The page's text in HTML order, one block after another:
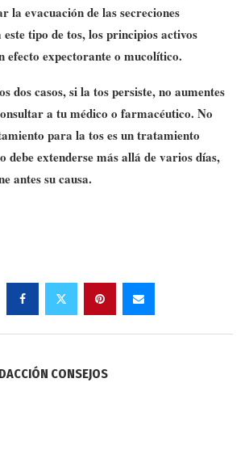
la evacuación de las secreciones
tipo de tos, los principios activos
efecto expectorante o mucolítico.
dos casos, si la tos persiste, no aumentes
a tu médico o farmacéutico. No
para la tos es un tratamiento
debe extenderse más allá de varios días,
antes su causa.
CONSEJOS